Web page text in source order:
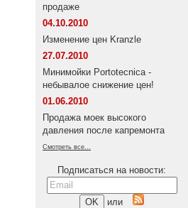
продаже
04.10.2010
Изменение цен Kranzle
27.07.2010
Минимойки Portotecnica -
небывалое снижение цен!
01.06.2010
Продажа моек высокого
давления после капремонта
Смотреть все...
Подписаться на новости:
или